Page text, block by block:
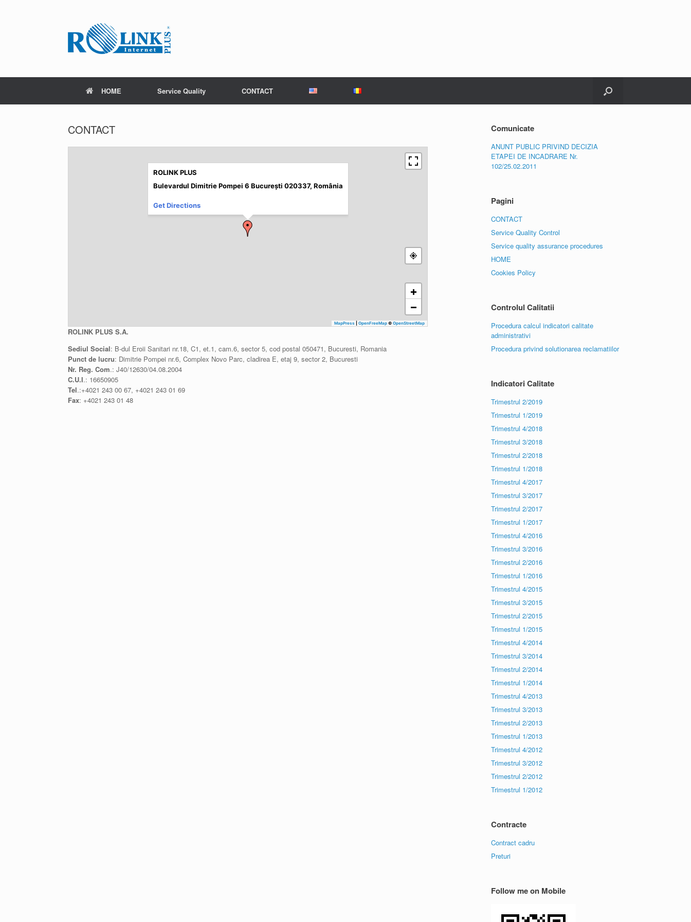
HOME Service Quality CONTACT
CONTACT
+
−
MapPress OpenFreeMap © OpenStreetMap
ROLINK PLUS
Bulevardul Dimitrie Pompei 6 București 020337, România
Get Directions
ROLINK PLUS S.A.
Sediul Social: B-dul Eroii Sanitari nr.18, C1, et.1, cam.6, sector 5, cod postal 050471, Bucuresti, Romania
Punct de lucru: Dimitrie Pompei nr.6, Complex Novo Parc, cladirea E, etaj 9, sector 2, Bucuresti
Nr. Reg. Com.: J40/12630/04.08.2004
C.U.I.: 16650905
Tel.:+4021 243 00 67, +4021 243 01 69
Fax: +4021 243 01 48
Comunicate
ANUNT PUBLIC PRIVIND DECIZIA
ETAPEI DE INCADRARE Nr.
102/25.02.2011
Pagini
CONTACT
Service Quality Control
Service quality assurance procedures
HOME
Cookies Policy
Controlul Calitatii
Procedura calcul indicatori calitate
administrativi
Procedura privind solutionarea reclamatiilor
Indicatori Calitate
Trimestrul 2/2019
Trimestrul 1/2019
Trimestrul 4/2018
Trimestrul 3/2018
Trimestrul 2/2018
Trimestrul 1/2018
Trimestrul 4/2017
Trimestrul 3/2017
Trimestrul 2/2017
Trimestrul 1/2017
Trimestrul 4/2016
Trimestrul 3/2016
Trimestrul 2/2016
Trimestrul 1/2016
Trimestrul 4/2015
Trimestrul 3/2015
Trimestrul 2/2015
Trimestrul 1/2015
Trimestrul 4/2014
Trimestrul 3/2014
Trimestrul 2/2014
Trimestrul 1/2014
Trimestrul 4/2013
Trimestrul 3/2013
Trimestrul 2/2013
Trimestrul 1/2013
Trimestrul 4/2012
Trimestrul 3/2012
Trimestrul 2/2012
Trimestrul 1/2012
Contracte
Contract cadru
Preturi
Follow me on Mobile